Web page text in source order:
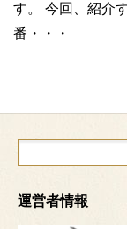
す。 今回、紹介
番・・・
運営者情報